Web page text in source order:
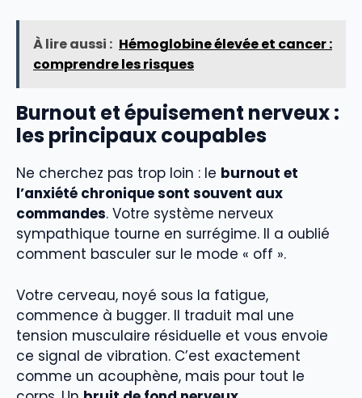
À lire aussi : Hémoglobine élevée et cancer :
comprendre les risques
Burnout et épuisement nerveux :
les principaux coupables
Ne cherchez pas trop loin : le burnout et
l’anxiété chronique sont souvent aux
commandes. Votre système nerveux
sympathique tourne en surrégime. Il a oublié
comment basculer sur le mode « off ».
Votre cerveau, noyé sous la fatigue,
commence à bugger. Il traduit mal une
tension musculaire résiduelle et vous envoie
ce signal de vibration. C’est exactement
comme un acouphène, mais pour tout le